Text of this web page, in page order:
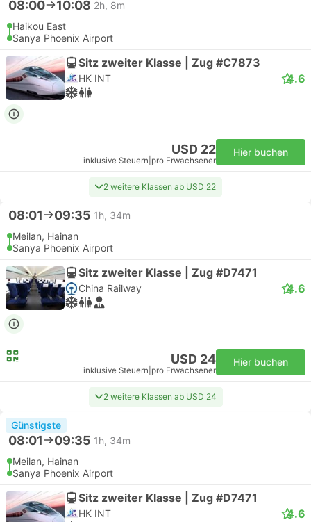
08:00 10:08 2h, 8m
Haikou East
Sanya Phoenix Airport
Sitz zweiter Klasse | Zug #C7873
HK INT 4.6
USD 22
inklusive Steuern pro Erwachsener
Hier buchen
2 weitere Klassen ab USD 22
08:01 09:35 1h, 34m
Meilan, Hainan
Sanya Phoenix Airport
Sitz zweiter Klasse | Zug #D7471
China Railway 4.6
USD 24
inklusive Steuern pro Erwachsener
Hier buchen
2 weitere Klassen ab USD 24
Günstigste
08:01 09:35 1h, 34m
Meilan, Hainan
Sanya Phoenix Airport
Sitz zweiter Klasse | Zug #D7471
HK INT 4.6